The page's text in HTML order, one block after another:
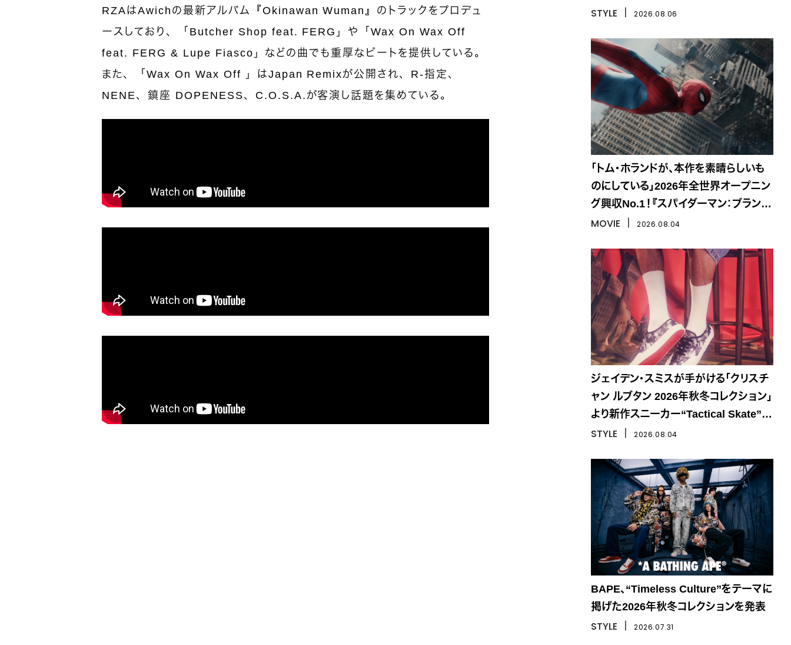
RZAはAwich の最新アルバム『Okinawan Wuman』のトラックをプロデュ
ースしており、「Butcher Shop feat. FERG」や「Wax On Wax Off
feat. FERG & Lupe Fiasco」などの曲でも重厚なビートを提供している。
また、「Wax On Wax Off 」はJapan Remixが公開され、R-指定、
NENE、鎮座 DOPENESS、C.O.S.A.が客演し話題を集めている。
STYLE 2026.08.06
「トム・ホランドが、本作を素晴らしいも
のにしている」2026年全世界オープニン
グ興収No.1！『スパイダーマン：ブラン
ド・ニュー・デイ』
MOVIE 2026.08.04
ジェイデン・スミスが手がける「クリスチ
ャン ルブタン 2026年秋冬コレクション」
より新作スニーカー“Tactical Skate”が
登場
STYLE 2026.08.04
BAPE、“Timeless Culture”をテーマに
掲げた2026年秋冬コレクションを発表
STYLE 2026.07.31